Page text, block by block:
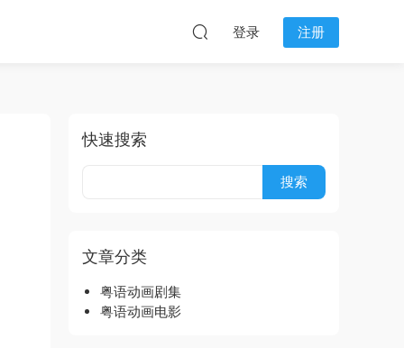
登录 注册
快速搜索
文章分类
粤语动画剧集
粤语动画电影